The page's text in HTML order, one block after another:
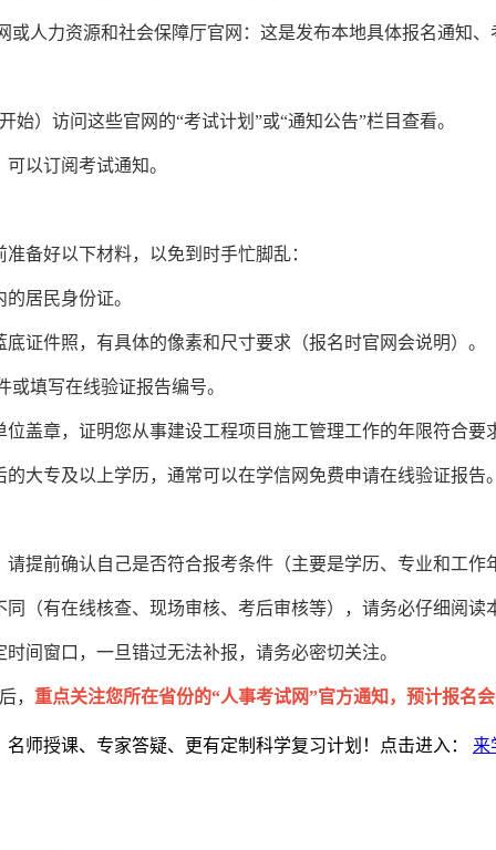
或人力资源和社会保障厅官网：这是发布本地具体报名通知
始）访问这些官网的“考试计划”或“通知公告”栏目查看。
以订阅考试通知。
备好以下材料，以免到时手忙脚乱：
居民身份证。
证件照，有具体的像素和尺寸要求（报名时官网会说明）。
填写在线验证报告编号。
盖章，证明您从事建设工程项目施工管理工作的年限符合要
大专及以上学历，通常可以在学信网免费申请在线验证报告。
提前确认自己是否符合报考条件（主要是学历、专业和工作
（有在线核查、现场审核、考后审核等），请务必仔细阅读
间窗口，一旦错过无法补报，请务必密切关注。
， 重点关注您所在省份的“人事考试网”官方通知，预计报名会
师授课、专家答疑、更有定制科学复习计划！点击进入： 来